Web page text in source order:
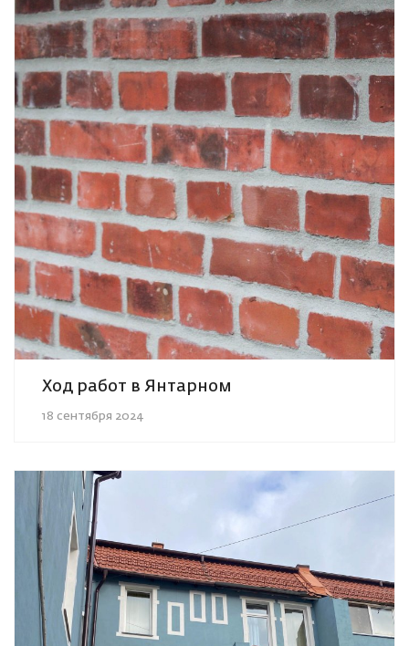
Ход работ в Янтарном
18 сентября 2024